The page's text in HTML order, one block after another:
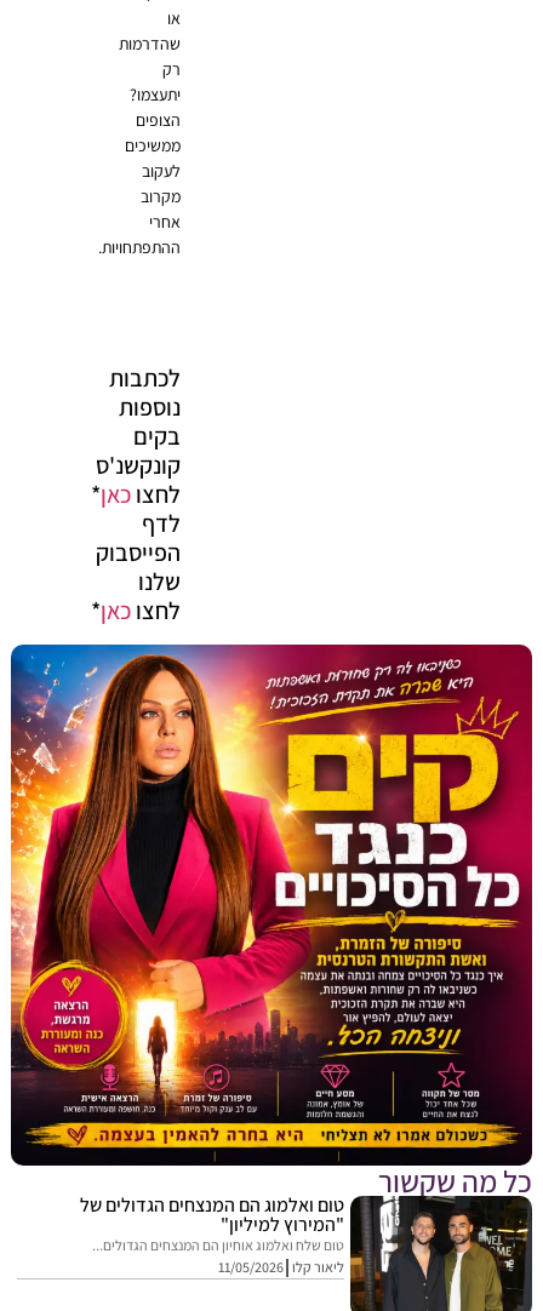
שהדרמות
יתעצמו?
ממשיכים
ההתפתחויות.
לכתבות
נוספות
קונקשנ'ס
לחצוכאן*
הפייסבוק
לחצוכאן*
שקשור
טום ואלמוג הם המנצחים הגדולים של
"המירוץ למיליון"
טום שלח ואלמוג אוחיון הם המנצחים הגדולים...
ליאור קלו 11/05/2026